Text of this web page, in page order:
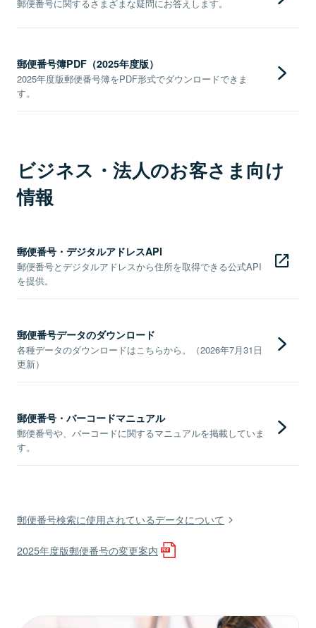
郵便番号に関するさまざまな疑問にお答えします。
郵便番号簿PDF（2025年度版）
2025年度版郵便番号簿をPDF形式でダウンロードできま
す。
ビジネス・法人のお客さま向け
情報
郵便番号・デジタルアドレスAPI
郵便番号とデジタルアドレスから住所を取得できる公式API
を提供。
郵便番号データのダウンロード
各種データのダウンロードはこちらから。（2026年7月31日
更新）
郵便番号・バーコードマニュアル
郵便番号や、バーコードに関するマニュアルを掲載していま
す。
郵便番号検索に使用されているデータについて
2025年度版郵便番号の変更案内